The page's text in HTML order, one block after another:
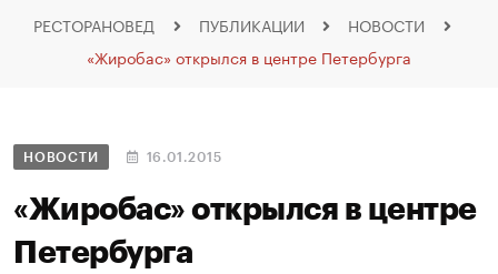
РЕСТОРАНОВЕД ПУБЛИКАЦИИ
НОВОСТИ
«Жиробас» открылся в центре Петербурга
НОВОСТИ 16.01.2015
«Жиробас» открылся в центре
Петербурга